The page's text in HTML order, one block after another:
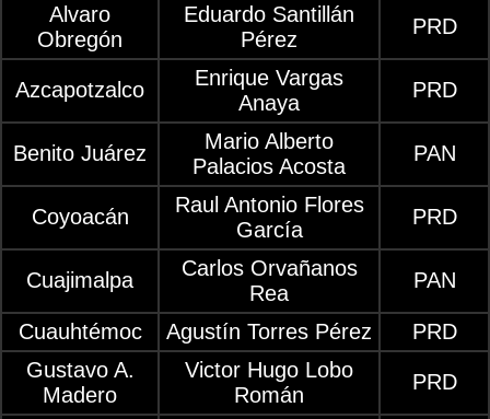
Alvaro
Obregón
Eduardo Santillán
Pérez
PRD
Azcapotzalco
Enrique Vargas
Anaya
PRD
Benito Juárez
Mario Alberto
Palacios Acosta
PAN
Coyoacán
Raul Antonio Flores
García
PRD
Cuajimalpa
Carlos Orvañanos
Rea
PAN
Cuauhtémoc Agustín Torres Pérez
PRD
Gustavo A.
Madero
Victor Hugo Lobo
Román
PRD